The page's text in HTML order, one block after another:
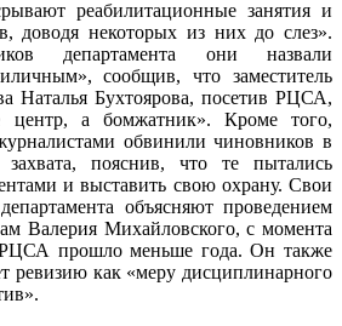
реабилитационные занятия и
доводя некоторых из них до слез».
департамента они назвали
сообщив, что заместитель
Наталья Бухтоярова, посетив РЦСА,
центр, а бомжатник». Кроме того,
обвинили чиновников в
захвата, пояснив, что те пытались
и выставить свою охрану. Свои
объясняют проведением
Валерия Михайловского, с момента
РЦСА прошло меньше года. Он также
ревизию как «меру дисциплинарного